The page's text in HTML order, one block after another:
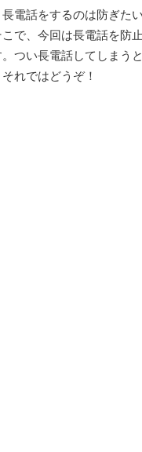
電話をするのは防ぎた
で、今回は長電話を防
つい長電話してしまう
れではどうぞ！